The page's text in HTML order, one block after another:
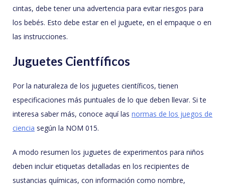
cintas, debe tener una advertencia para evitar riesgos para
los bebés. Esto debe estar en el juguete, en el empaque o en
las instrucciones.
Juguetes Cientfíficos
Por la naturaleza de los juguetes científicos, tienen
especificaciones más puntuales de lo que deben llevar. Si te
interesa saber más, conoce aquí las normas de los juegos de
ciencia según la NOM 015.
A modo resumen los juguetes de experimentos para niños
deben incluir etiquetas detalladas en los recipientes de
sustancias químicas, con información como nombre,